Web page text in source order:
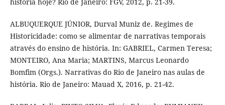
ALBUQUERQUE JÚNIOR, Durval Muniz de. Regimes de
Historicidade: como se alimentar de narrativas temporais
através do ensino de história. In: GABRIEL, Carmen Teresa;
MONTEIRO, Ana Maria; MARTINS, Marcus Leonardo
Bomfim (Orgs.). Narrativas do Rio de Janeiro nas aulas de
história. Rio de Janeiro: Mauad X, 2016, p. 21-42.